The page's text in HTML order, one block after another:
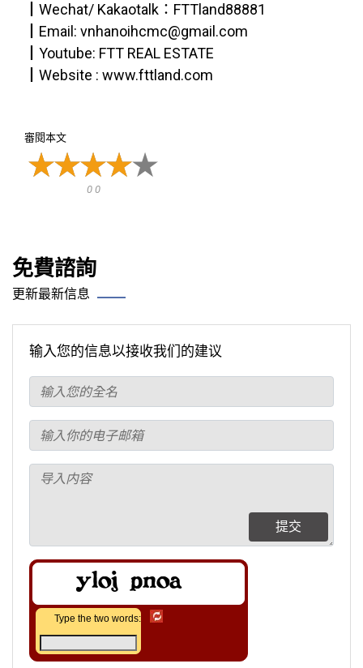
┃Wechat/ Kakaotalk：FTTland88881
┃Email: vnhanoihcmc@gmail.com
┃Youtube: FTT REAL ESTATE
┃Website : www.fttland.com
審閱本文
0 0
免費諮詢
更新最新信息
输入您的信息以接收我们的建议
提交
Type the two words: